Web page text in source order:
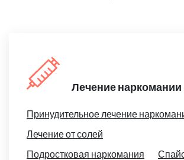
Лечение наркомании
Принудительное лечение
Лечение от солей
Подростковая наркомания